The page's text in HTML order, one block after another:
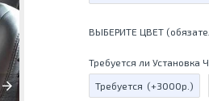
ВЫБЕРИТЕ ЦВЕТ
Требуется ли Установка
Требуется (+3000р.)